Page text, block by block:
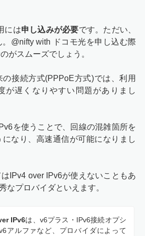
には申し込みが必要です。ただい、
@nifty with ドコモ光を申し込む際
がスムーズでしょう。
の接続方式(PPPoE方式)では、利用
が遅くなりやすい問題がありまし
を使うことで、回線の混雑箇所を
なり、高速通信が可能になりまし
IPv4 over IPv6が使えないこともあ
なプロバイダといえます。
IPv6は、v6プラス・IPv6接続オプシ
アルファなど、プロバイダによって